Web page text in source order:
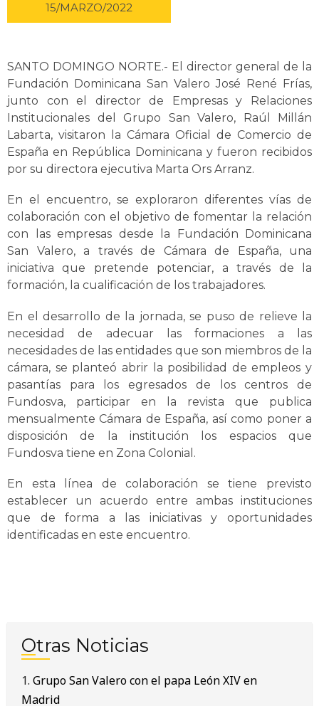
15/MARZO/2022
SANTO DOMINGO NORTE.- El director general de la
Fundación Dominicana San Valero José René Frías,
junto con el director de Empresas y Relaciones
Institucionales del Grupo San Valero, Raúl Millán
Labarta, visitaron la Cámara Oficial de Comercio de
España en República Dominicana y fueron recibidos
por su directora ejecutiva Marta Ors Arranz.
En el encuentro, se exploraron diferentes vías de
colaboración con el objetivo de fomentar la relación
con las empresas desde la Fundación Dominicana
San Valero, a través de Cámara de España, una
iniciativa que pretende potenciar, a través de la
formación, la cualificación de los trabajadores.
En el desarrollo de la jornada, se puso de relieve la
necesidad de adecuar las formaciones a las
necesidades de las entidades que son miembros de la
cámara, se planteó abrir la posibilidad de empleos y
pasantías para los egresados de los centros de
Fundosva, participar en la revista que publica
mensualmente Cámara de España, así como poner a
disposición de la institución los espacios que
Fundosva tiene en Zona Colonial.
En esta línea de colaboración se tiene previsto
establecer un acuerdo entre ambas instituciones
que de forma a las iniciativas y oportunidades
identificadas en este encuentro.
Otras Noticias
Grupo San Valero con el papa León XIV en
Madrid